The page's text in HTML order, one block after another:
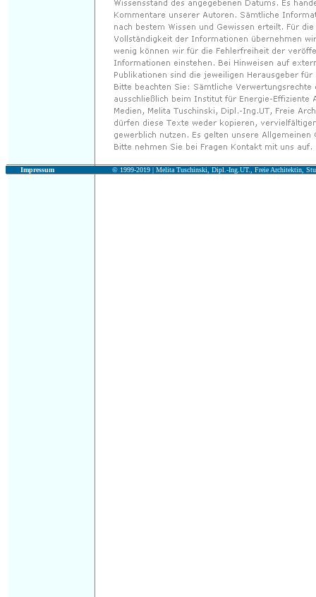
Impressum © 1999-2019 | Melita Tuschinski, Dipl.-Ing.UT., Freie Architektin,